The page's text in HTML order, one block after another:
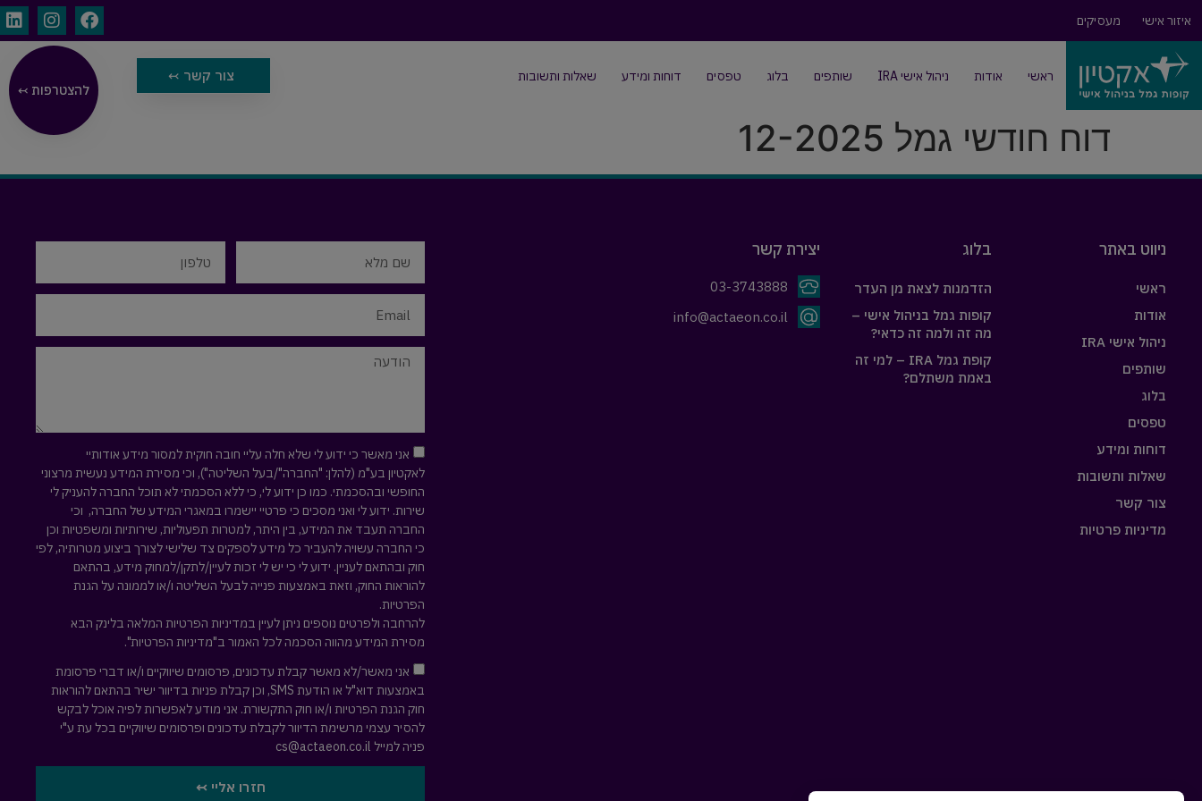
איזור אישי מעסיקים
ראשי אודות ניהול אישי IRA שותפים בלוג טפסים דוחות ומידע שאלות ותשובות צור קשר ↢
להצטרפות ↢
דוח חודשי גמל 12-2025
ניווט באתר
ראשי
אודות
ניהול אישי IRA
שותפים
בלוג
טפסים
דוחות ומידע
שאלות ותשובות
צור קשר
מדיניות פרטיות
בלוג
הזדמנות לצאת מן העדר
קופות גמל בניהול אישי –
מה זה ולמה זה כדאי?
קופת גמל IRA – למי זה
באמת משתלם?
יצירת קשר
03-3743888
info@actaeon.co.il
אני מאשר כי ידוע לי שלא חלה עליי חובה חוקית למסור מידע אודותיי
לאקטיון בע"מ (להלן: "החברה"/בעל השליטה"), וכי מסירת המידע נעשית מרצוני
החופשי ובהסכמתי. כמו כן ידוע לי, כי ללא הסכמתי לא תוכל החברה להעניק לי
שירות. ידוע לי ואני מסכים כי פרטיי יישמרו במאגרי המידע של החברה, וכי
החברה תעבד את המידע, בין היתר, למטרות תפעוליות, שירותיות ומשפטיות וכן
כי החברה עשויה להעביר כל מידע לספקים צד שלישי לצורך ביצוע מטרותיה, לפי
חוק ובהתאם לעניין. ידוע לי כי יש לי זכות לעיין/לתקן/למחוק מידע, בהתאם
להוראות החוק, וזאת באמצעות פנייה לבעל השליטה ו/או לממונה על הגנת
הפרטיות.
להרחבה ולפרטים נוספים ניתן לעיין במדיניות הפרטיות המלאה בלינק הבא
מסירת המידע מהווה הסכמה לכל האמור ב"מדיניות הפרטיות".
אני מאשר/לא מאשר קבלת עדכונים, פרסומים שיווקיים ו/או דברי פרסומת
באמצעות דוא"ל או הודעת SMS, וכן קבלת פניות בדיוור ישיר בהתאם להוראות
חוק הגנת הפרטיות ו/או חוק התקשורת. אני מודע לאפשרות לפיה אוכל לבקש
להסיר עצמי מרשימת הדיוור לקבלת עדכונים ופרסומים שיווקיים בכל עת ע"י
פניה למייל cs@actaeon.co.il
חזרו אליי ↢